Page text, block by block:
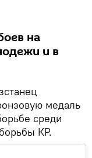
на
и в
медаль
среди
КР.